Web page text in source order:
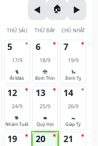
THỨ SÁU THỨ BẢY CHỦ NHẬT
5
17/9
🐈
Ất Mão
6
18/9
🐉
Bính Thìn
7
19/9
🐍
Đinh Tỵ
12
24/9
🐕
Nhâm Tuất
13
25/9
🐖
Quý Hợi
14
26/9
🐀
Giáp Tý
19 20 21